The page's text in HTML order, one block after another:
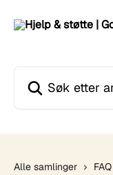
Alle samlinger FAQ